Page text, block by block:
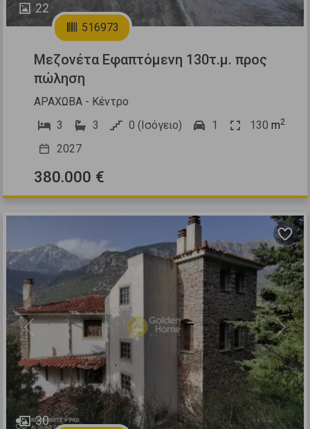
22
516973
Μεζονέτα Εφαπτόμενη 130τ.μ. προς
πώληση
ΑΡΑΧΩΒΑ - Κέντρο
3
3 0 (Ισόγειο) 1 130 m2
2027
380.000 €
30
Previous Next